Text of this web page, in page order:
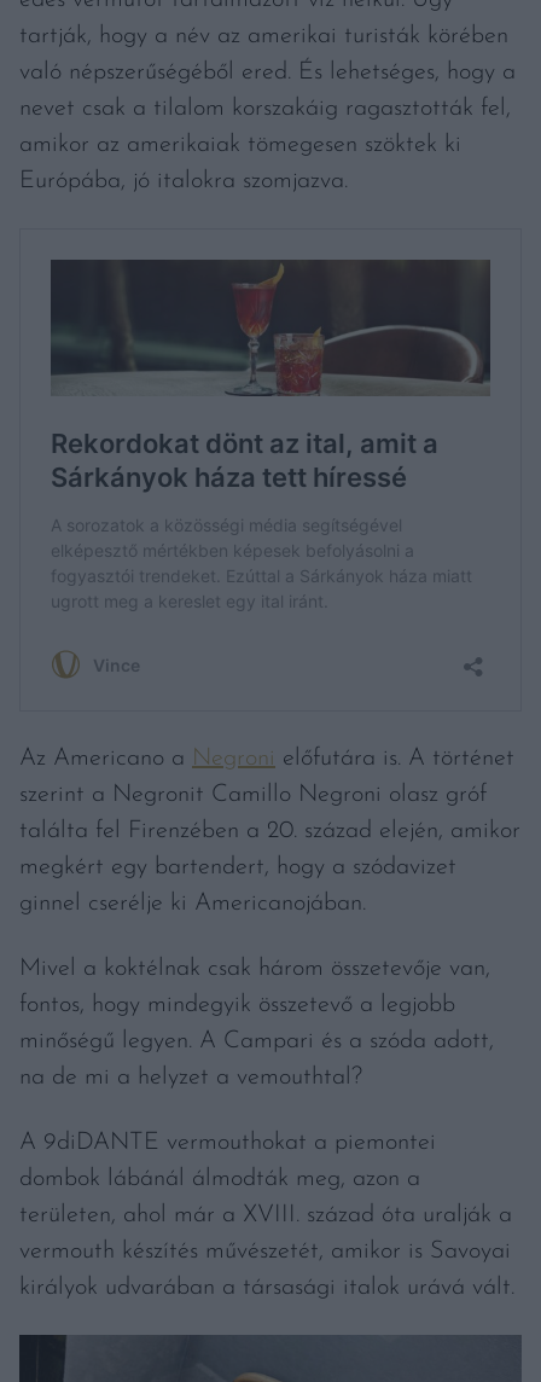
tartják, hogy a név az amerikai turisták körében
való népszerűségéből ered. És lehetséges, hogy a
nevet csak a tilalom korszakáig ragasztották fel,
amikor az amerikaiak tömegesen szöktek ki
Európába, jó italokra szomjazva.
Az Americano a Negroni előfutára is. A történet
szerint a Negronit Camillo Negroni olasz gróf
találta fel Firenzében a 20. század elején, amikor
megkért egy bartendert, hogy a szódavizet
ginnel cserélje ki Americanojában.
Mivel a koktélnak csak három összetevője van,
fontos, hogy mindegyik összetevő a legjobb
minőségű legyen. A Campari és a szóda adott,
na de mi a helyzet a vemouthtal?
A 9diDANTE vermouthokat a piemontei
dombok lábánál álmodták meg, azon a
területen, ahol már a XVIII. század óta uralják a
vermouth készítés művészetét, amikor is Savoyai
királyok udvarában a társasági italok urává vált.